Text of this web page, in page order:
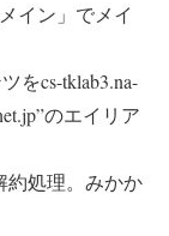
イン」でメイ
をcs-tklab3.na-
のエイリア
約処理。みかか